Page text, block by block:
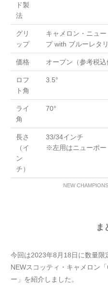
ド製
法
グリ
ップ
キャメロン・ニュ
プ with ブルーレタ
価格 オープン（参考税
ロフ
ト角
3.5°
ライ
角
70°
長さ
（イ
ン
チ）
33/34インチ
※左用はニューポー
NEW
ま
今回は2023年8月18日に数量限
NEWスコッティ・キャメロン
ー」を紹介しました。